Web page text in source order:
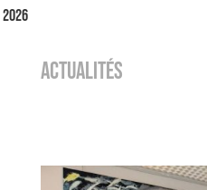
ACTUALITÉS